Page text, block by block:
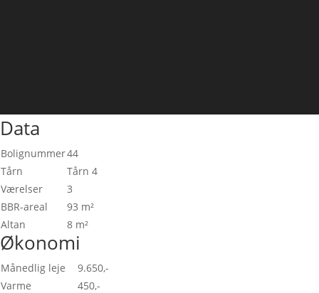
Data
Bolignummer44
Tårn
Tårn 4
Værelser
3
BBR-areal
93 m²
Altan
8 m²
Økonomi
Månedlig leje
9.650,-
Varme
450,-